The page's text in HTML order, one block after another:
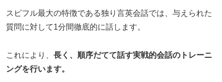
スピフル最大の特徴である独り言英会話では、与えられた
質問に対して1分間徹底的に話します。
これにより、 長く、順序だてて話す実戦的会話のトレーニ
ングを行います。